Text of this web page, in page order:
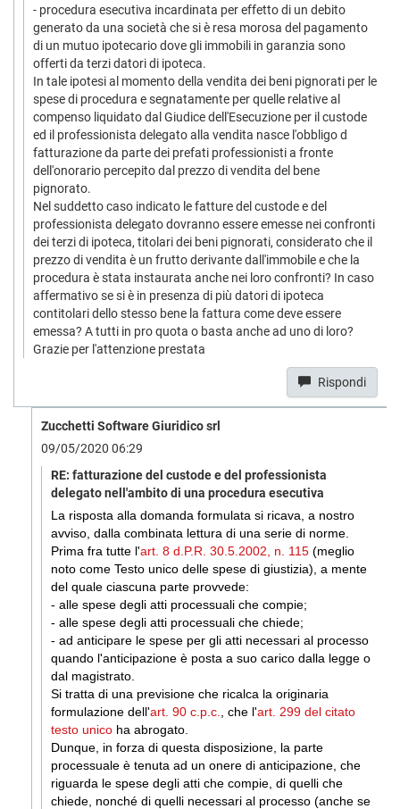
- procedura esecutiva incardinata per effetto di un debito
generato da una società che si è resa morosa del pagamento
di un mutuo ipotecario dove gli immobili in garanzia sono
offerti da terzi datori di ipoteca.
In tale ipotesi al momento della vendita dei beni pignorati per le
spese di procedura e segnatamente per quelle relative al
compenso liquidato dal Giudice dell'Esecuzione per il custode
ed il professionista delegato alla vendita nasce l'obbligo d
fatturazione da parte dei prefati professionisti a fronte
dell'onorario percepito dal prezzo di vendita del bene
pignorato.
Nel suddetto caso indicato le fatture del custode e del
professionista delegato dovranno essere emesse nei confronti
dei terzi di ipoteca, titolari dei beni pignorati, considerato che il
prezzo di vendita è un frutto derivante dall'immobile e che la
procedura è stata instaurata anche nei loro confronti? In caso
affermativo se si è in presenza di più datori di ipoteca
contitolari dello stesso bene la fattura come deve essere
emessa? A tutti in pro quota o basta anche ad uno di loro?
Grazie per l'attenzione prestata
Rispondi
Zucchetti Software Giuridico srl
09/05/2020 06:29
RE: fatturazione del custode e del professionista
delegato nell'ambito di una procedura esecutiva
La risposta alla domanda formulata si ricava, a nostro
avviso, dalla combinata lettura di una serie di norme.
Prima fra tutte l'art. 8 d.P.R. 30.5.2002, n. 115 (meglio
noto come Testo unico delle spese di giustizia), a mente
del quale ciascuna parte provvede:
- alle spese degli atti processuali che compie;
- alle spese degli atti processuali che chiede;
- ad anticipare le spese per gli atti necessari al processo
quando l'anticipazione è posta a suo carico dalla legge o
dal magistrato.
Si tratta di una previsione che ricalca la originaria
formulazione dell'art. 90 c.p.c. , che l'art. 299 del citato
testo unico ha abrogato.
Dunque, in forza di questa disposizione, la parte
processuale è tenuta ad un onere di anticipazione, che
riguarda le spese degli atti che compie, di quelli che
chiede, nonché di quelli necessari al processo (anche se